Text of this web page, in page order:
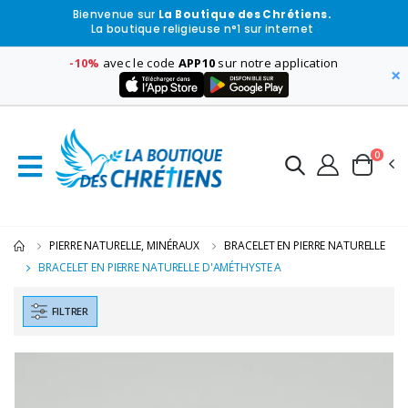
Bienvenue sur La Boutique des Chrétiens.
La boutique religieuse n°1 sur internet
-10% avec le code APP10 sur notre application
×
0
PIERRE NATURELLE, MINÉRAUX
BRACELET EN PIERRE NATURELLE
BRACELET EN PIERRE NATURELLE D'AMÉTHYSTE A
FILTRER